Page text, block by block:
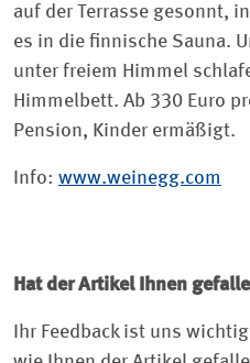
auf der Terrasse gesonnt,
es in die finnische Sauna.
unter freiem Himmel
Himmelbett. Ab 330 Euro
Pension, Kinder ermäßigt.
Info: www.weinegg.com
Hat der Artikel Ihnen
Ihr Feedback ist uns